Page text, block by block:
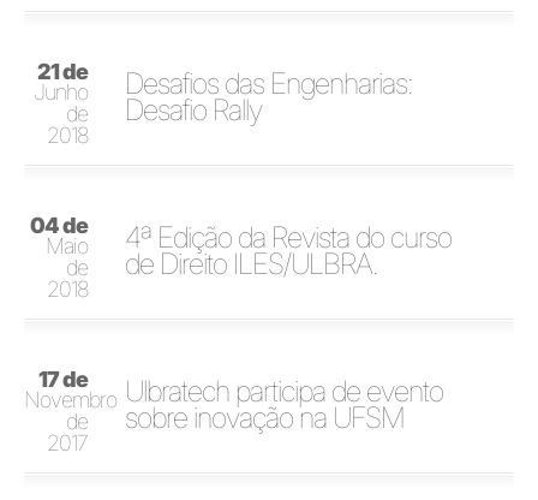
21 de
Junho
de
2018
Desafios das Engenharias:
Desafio Rally
04 de
Maio
de
2018
4ª Edição da Revista do curso
de Direito ILES/ULBRA.
17 de
Novembro
de
2017
Ulbratech participa de evento
sobre inovação na UFSM